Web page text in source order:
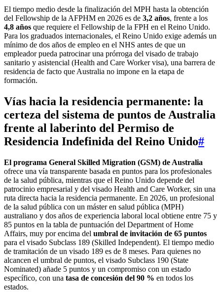
El tiempo medio desde la finalización del MPH hasta la obtención
del Fellowship de la AFPHM en 2026 es de 3,2 años, frente a los
4,8 años que requiere el Fellowship de la FPH en el Reino Unido.
Para los graduados internacionales, el Reino Unido exige además un
mínimo de dos años de empleo en el NHS antes de que un
empleador pueda patrocinar una prórroga del visado de trabajo
sanitario y asistencial (Health and Care Worker visa), una barrera de
residencia de facto que Australia no impone en la etapa de
formación.
Vías hacia la residencia permanente: la
certeza del sistema de puntos de Australia
frente al laberinto del Permiso de
Residencia Indefinida del Reino Unido#
El programa General Skilled Migration (GSM) de Australia
ofrece una vía transparente basada en puntos para los profesionales
de la salud pública, mientras que el Reino Unido depende del
patrocinio empresarial y del visado Health and Care Worker, sin una
ruta directa hacia la residencia permanente. En 2026, un profesional
de la salud pública con un máster en salud pública (MPH)
australiano y dos años de experiencia laboral local obtiene entre 75 y
85 puntos en la tabla de puntuación del Department of Home
Affairs, muy por encima del umbral de invitación de 65 puntos
para el visado Subclass 189 (Skilled Independent). El tiempo medio
de tramitación de un visado 189 es de 8 meses. Para quienes no
alcancen el umbral de puntos, el visado Subclass 190 (State
Nominated) añade 5 puntos y un compromiso con un estado
específico, con una tasa de concesión del 90 % en todos los
estados.